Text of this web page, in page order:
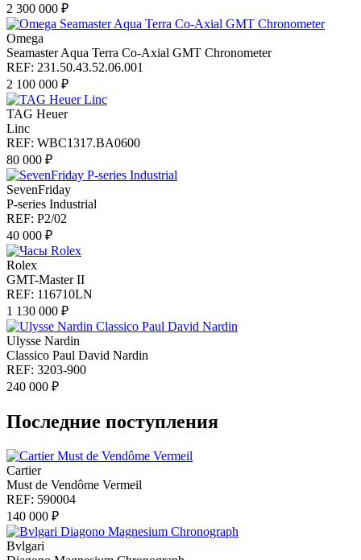
2 300 000 ₽
Omega
Seamaster Aqua Terra Co-Axial GMT Chronometer
REF: 231.50.43.52.06.001
2 100 000 ₽
TAG Heuer
Linc
REF: WBC1317.BA0600
80 000 ₽
SevenFriday
P-series Industrial
REF: P2/02
40 000 ₽
Rolex
GMT-Master II
REF: 116710LN
1 130 000 ₽
Ulysse Nardin
Classico Paul David Nardin
REF: 3203-900
240 000 ₽
Последние поступления
Cartier
Must de Vendôme Vermeil
REF: 590004
140 000 ₽
Bvlgari